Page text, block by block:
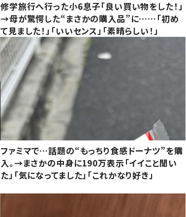
修学旅行へ行った小6息子「良い買い物をした！」
→母が驚愕した“まさかの購入品”に……「初め
て見ました！」「いいセンス」「素晴らしい！」
ファミマで…話題の“もっちり食感ドーナツ”を購
入。→まさかの中身に190万表示「イイこと聞い
た」「気になってました」「これかなり好き」